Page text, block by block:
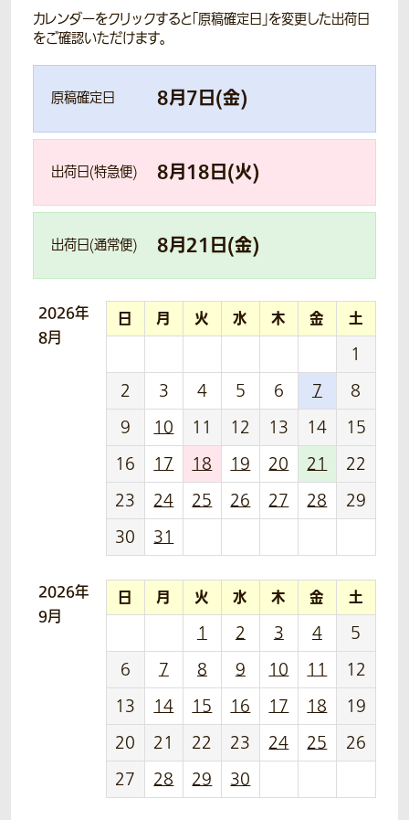
カレンダーをクリックすると「原稿確定日」を変更した出荷日
をご確認いただけます。
原稿確定日 8月7日(金)
出荷日(特急便) 8月18日(火)
出荷日(通常便) 8月21 日(金)
2026年
8月
日 月 火 水 木 金 土
1
2
3 4 5 6 7
8
9
10 11 12 13 14
15
16
17 18 19 20 21
22
23
24 25 26 27 28
29
30
31
2026年
9月
日 月 火 水 木 金 土
1 2 3 4
5
6
7 8 9 10 11
12
13
14 15 16 17 18
19
20
21 22 23 24 25
26
27
28 29 30